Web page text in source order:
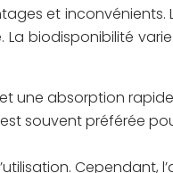
et
biodisponibilité
une absorption
souvent préférée
Cependant,